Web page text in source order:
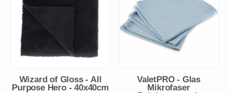
Wizard of Gloss - All
Purpose Hero - 40x40cm
ValetPRO - Glas
Mikrofaser